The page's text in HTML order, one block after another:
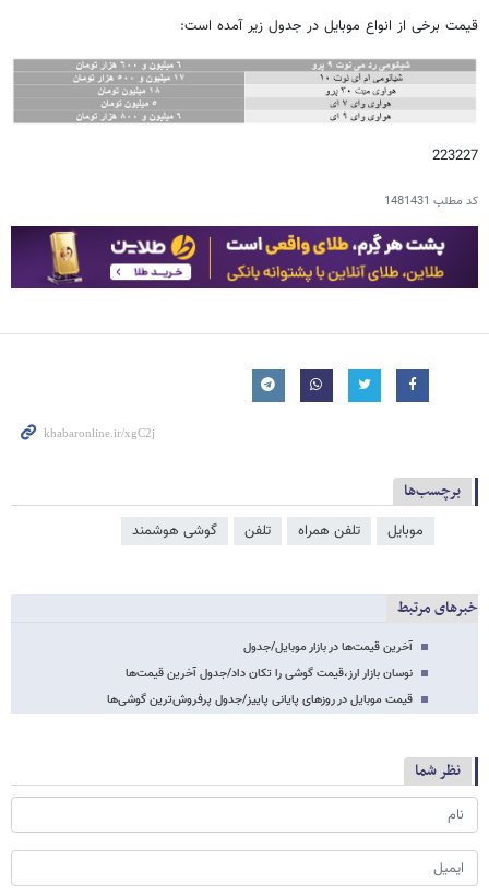
قیمت برخی از انواع موبایل در جدول زیر آمده است:
223227
کد مطلب 1481431
برچسب‌ها
موبایل تلفن همراه تلفن گوشی هوشمند
خبرهای مرتبط
آخرین قیمت‌ها در بازار موبایل/جدول
نوسان بازار ارز،قیمت گوشی را تکان داد/جدول آخرین قیمت‌ها
قیمت موبایل در روزهای پایانی پاییز/جدول پرفروش‌ترین گوشی‌ها
نظر شما